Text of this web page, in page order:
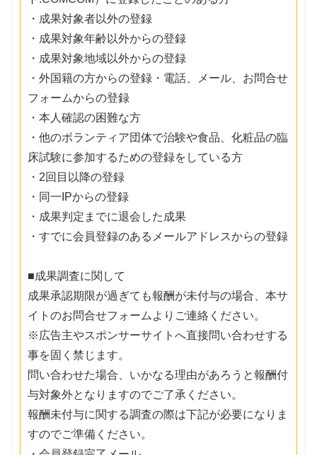
・成果対象者以外の登録
・成果対象年齢以外からの登録
・成果対象地域以外からの登録
・外国籍の方からの登録・電話、メール、お問合せ
フォームからの登録
・本人確認の困難な方
・他のボランティア団体で治験や食品、化粧品の臨
床試験に参加するための登録をしている方
・2回目以降の登録
・同一IPからの登録
・成果判定までに退会した成果
・すでに会員登録のあるメールアドレスからの登録
■成果調査に関して
成果承認期限が過ぎても報酬が未付与の場合、本サ
イトのお問合せフォームよりご連絡ください。
※広告主やスポンサーサイトへ直接問い合わせする
事を固く禁じます。
問い合わせた場合、いかなる理由があろうと報酬付
与対象外となりますのでご了承ください。
報酬未付与に関する調査の際は下記が必要になりま
すのでご準備ください。